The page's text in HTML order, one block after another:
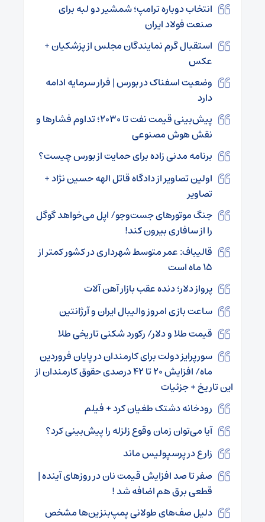
انتخاب دوباره ترامپ؛ شمشیر دو لبه برای
صنعت فولاد ایران
استقبال گرم نمایندگان مجلس از پزشکیان +
عکس
وضعیت اسفناک در بورس | فرار سرمایه ادامه
دارد
پیش‌بینی قیمت نفت تا ۲۰۳۰؛ تداوم فشارها و
نقش هوش مصنوعی
برنامه مدنی زاده برای حمایت از بورس چیست؟
اولین تصاویر از دادگاه قاتل الهه حسین نژاد +
تصاویر
جنگ موتورهای جست‌وجو/ اپل می‌خواهد گوگل
را از سافاری بیرون کند!
قالیباف: عمر متوسط شهرداری در کشور کمتر از
۱۵ ماه است
پرواز دلار؛ دنده عقب بازار آهن آلات
ساعت بازی امروز والیبال ایران و آرژانتین
قیمت طلا و دلار/ رکورد شکنی تاریخی طلا
سورپرایز دولت برای کارمندان در پایان فروردین
ماه/ افزایش ۲۰ تا ۴۲ درصدی حقوق کارمندان از
این تاریخ + جزئیات
رودخانه دشتک طغیان کرد + فیلم
آیا می‌توان زمان وقوع زلزله را پیش‌بینی کرد؟
زارع در پرسپولیس ماند
صفر تا صد افزایش قیمت نان در روزهای آینده |
قطعی برق هم اضافه شد !
دلیل صف‌های طولانی پمپ‌بنزین‌ها مشخص